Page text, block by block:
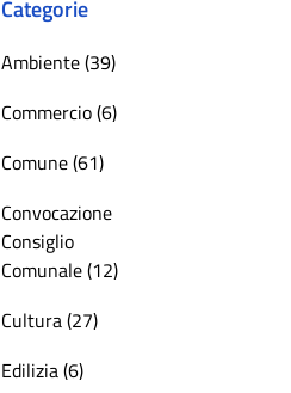
Categorie
Ambiente (39)
Commercio (6)
Comune (61)
Convocazione
Consiglio
Comunale (12)
Cultura (27)
Edilizia (6)